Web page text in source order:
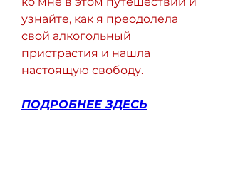
узнайте, как я преодолела
свой алкогольный
пристрастия и нашла
настоящую свободу.
ПОДРОБНЕЕ ЗДЕСЬ